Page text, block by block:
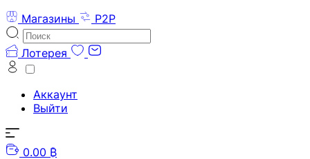
Магазины
P2P
Лотерея
Аккаунт
Выйти
0.00 ₿